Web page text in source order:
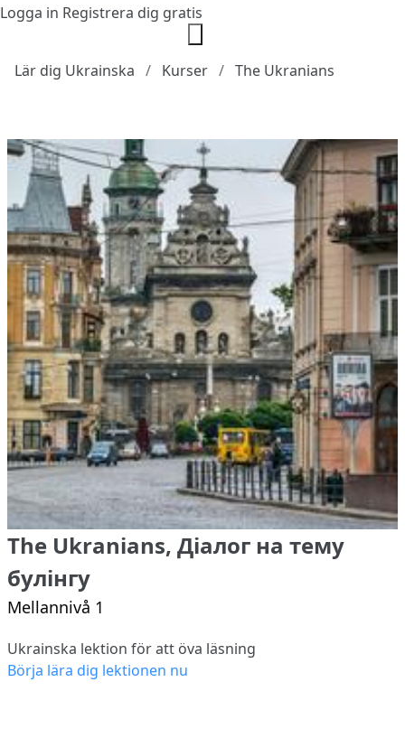
Logga in Registrera dig gratis
Lär dig Ukrainska Kurser The Ukranians
The Ukranians, Діалог на тему
булінгу
Mellannivå 1
Ukrainska lektion för att öva läsning
Börja lära dig lektionen nu